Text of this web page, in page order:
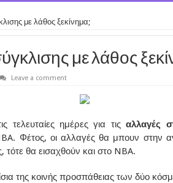
με λάθος ξεκίνημα;
με λάθος
Leave a comment
τελευταίες ημέρες για τιςαλλαγές
Φέτος, οι αλλαγές θα μπουν στην
τότε θα εισαχθούν και στο NBA.
της κοινής προσπάθειας των δύο